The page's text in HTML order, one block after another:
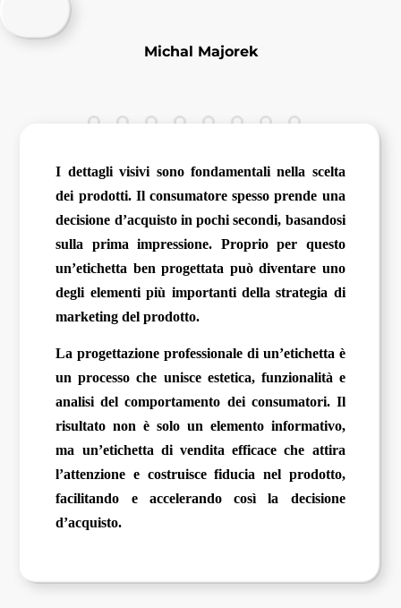
Michal Majorek
I dettagli visivi sono fondamentali nella scelta
dei prodotti. Il consumatore spesso prende una
decisione d’acquisto in pochi secondi, basandosi
sulla prima impressione. Proprio per questo
un’etichetta ben progettata può diventare uno
degli elementi più importanti della strategia di
marketing del prodotto.
La progettazione professionale di un’etichetta è
un processo che unisce estetica, funzionalità e
analisi del comportamento dei consumatori. Il
risultato non è solo un elemento informativo,
ma un’etichetta di vendita efficace che attira
l’attenzione e costruisce fiducia nel prodotto,
facilitando e accelerando così la decisione
d’acquisto.